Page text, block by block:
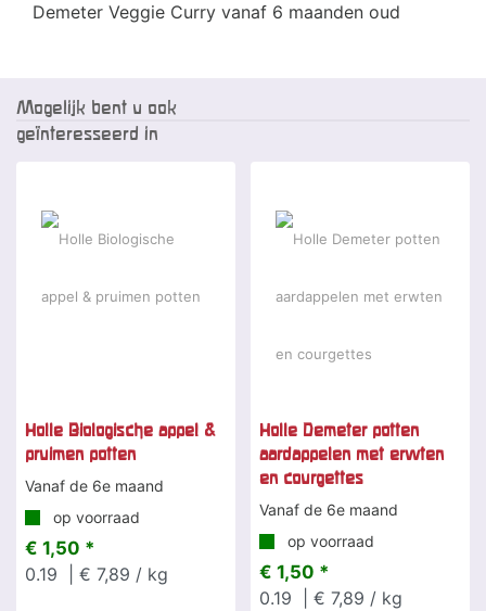
Demeter Veggie Curry vanaf 6 maanden oud
Mogelijk bent u ook
geïnteresseerd in
Holle Biologische appel &
pruimen potten
Vanaf de 6e maand
op voorraad
€ 1,50 *
0.19
| € 7,89 / kg
Holle Demeter potten
aardappelen met erwten
en courgettes
Vanaf de 6e maand
op voorraad
€ 1,50 *
0.19
| € 7,89 / kg